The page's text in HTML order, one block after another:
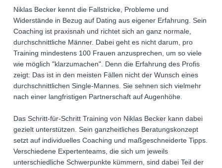
Niklas Becker kennt die Fallstricke, Probleme und
Widerstände in Bezug auf Dating aus eigener Erfahrung. Sein
Coaching ist praxisnah und richtet sich an ganz normale,
durchschnittliche Männer. Dabei geht es nicht darum, pro
Training mindestens 100 Frauen anzusprechen, um so viele
wie möglich "klarzumachen". Denn die Erfahrung des Profis
zeigt: Das ist in den meisten Fällen nicht der Wunsch eines
durchschnittlichen Single-Mannes. Sie sehnen sich vielmehr
nach einer langfristigen Partnerschaft auf Augenhöhe.
Das Schritt-für-Schritt Training von Niklas Becker kann dabei
gezielt unterstützen. Sein ganzheitliches Beratungskonzept
setzt auf individuelles Coaching und maßgeschneiderte Tipps.
Verschiedene Expertenteams, die sich um jeweils
unterschiedliche Schwerpunkte kümmern, sind dabei Teil der